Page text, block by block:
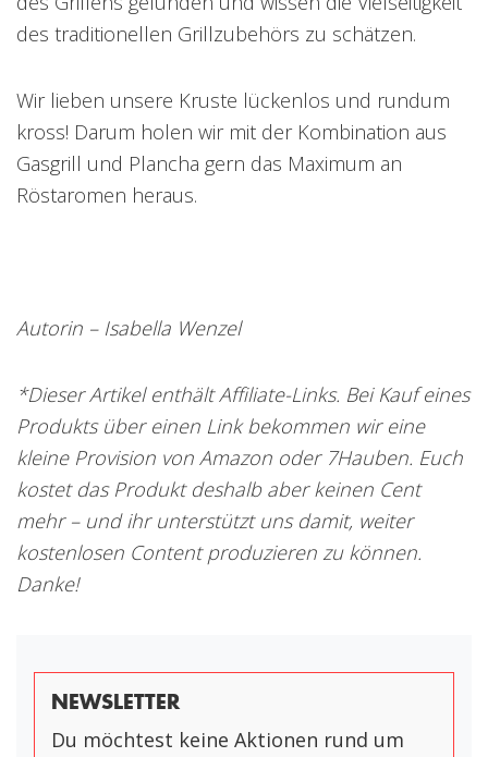
des traditionellen Grillzubehörs zu schätzen.
Wir lieben unsere Kruste lückenlos und rundum
kross! Darum holen wir mit der Kombination aus
Gasgrill und Plancha gern das Maximum an
Röstaromen heraus.
Autorin – Isabella Wenzel
*Dieser Artikel enthält Affiliate-Links. Bei Kauf eines
Produkts über einen Link bekommen wir eine
kleine Provision von Amazon oder 7Hauben. Euch
kostet das Produkt deshalb aber keinen Cent
mehr – und ihr unterstützt uns damit, weiter
kostenlosen Content produzieren zu können.
Danke!
NEWSLETTER
Du möchtest keine Aktionen rund um